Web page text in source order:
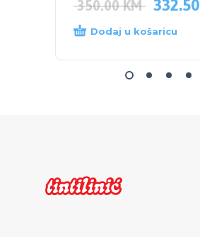
350.00KM 332.50
Dodaj u košaricu